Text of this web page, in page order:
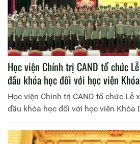
Học viện Chính trị CAND tổ chức
đầu khóa học đối với học viên
Học viện Chính trị CAND tổ chức Lễ
đầu khóa học đối với học viên Khóa